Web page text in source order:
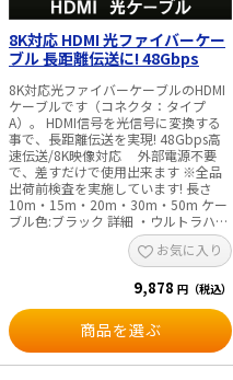
8K対応 HDMI 光ファイバーケー
ブル 長距離伝送に! 48Gbps
8K対応光ファイバーケーブルのHDMI
ケーブルです（コネクタ：タイプ
A）。 HDMI信号を光信号に変換する
事で、長距離伝送を実現! 48Gbps高
速伝送/8K映像対応 外部電源不要
で、差すだけで使用出来ます ※全品
出荷前検査を実施しています! 長さ
10m・15m・20m・30m・50m ケー
ブル色:ブラック 詳細 ・ウルトラハイ
スピード(Ver.2.1準拠) ・
8K60p/4K120pフルスペック映像 ・
Ethernet規格・ディープカラー対
応 ・フルHD 3D映像 ・ARC ・
CEC(各社リンク機能) ケーブル外
径:Φ4.7mm ■ご注意■ 当商品は、接
続する機器に直接差してご使用くださ
い。 ※HDMIケーブルと機器との間
に、8K対応でない分配器やアダプ
お気に入り
9,878 円（税込）
商品を選ぶ